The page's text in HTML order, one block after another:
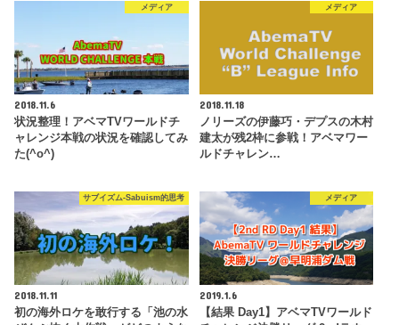
メディア
2018.11.6
状況整理！アベマTVワールドチ
ャレンジ本戦の状況を確認してみ
た(^o^)
メディア
2018.11.18
ノリーズの伊藤巧・デプスの木村
建太が残2枠に参戦！アベマワー
ルドチャレン…
サブイズム-Sabuism的思考
2018.11.11
初の海外ロケを敢行する「池の水
メディア
2019.1.6
【結果 Day1】アベマTVワールド